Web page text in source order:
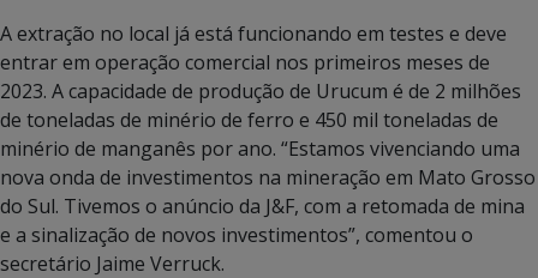
A extração no local já está funcionando em testes e deve
entrar em operação comercial nos primeiros meses de
2023. A capacidade de produção de Urucum é de 2 milhões
de toneladas de minério de ferro e 450 mil toneladas de
minério de manganês por ano. “Estamos vivenciando uma
nova onda de investimentos na mineração em Mato Grosso
do Sul. Tivemos o anúncio da J&F, com a retomada de mina
e a sinalização de novos investimentos”, comentou o
secretário Jaime Verruck.